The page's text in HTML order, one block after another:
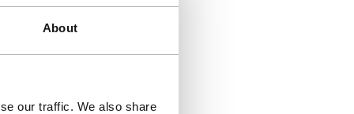
About
our traffic. We also share